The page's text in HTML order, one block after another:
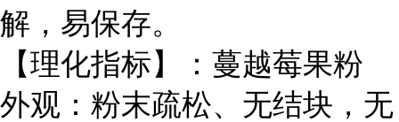
解，易保存。
【理化指标】：蔓越莓果粉
外观：粉末疏松、无结块，无